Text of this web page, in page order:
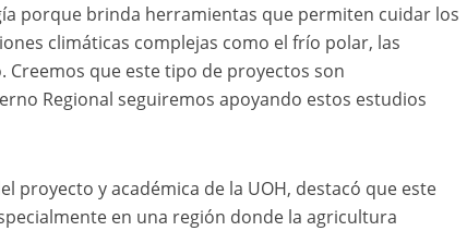
porque brinda herramientas que permiten cuidar los
climáticas complejas como el frío polar, las
Creemos que este tipo de proyectos son
Regional seguiremos apoyando estos estudios
proyecto y académica de la UOH, destacó que este
en una región donde la agricultura